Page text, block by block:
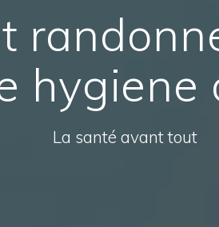
hygiene
La santé avant tout